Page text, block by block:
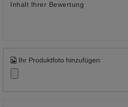
Inhalt Ihrer Bewertung
Ihr Produktfoto hinzufügen: